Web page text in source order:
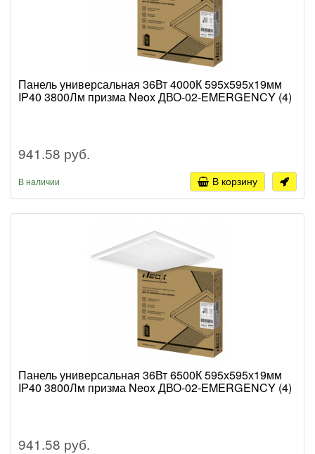
Панель универсальная 36Вт 4000К 595х595х19мм
IP40 3800Лм призма Neox ДВО-02-EMERGENCY (4)
941.58 руб.
В наличии В корзину
Панель универсальная 36Вт 6500К 595х595х19мм
IP40 3800Лм призма Neox ДВО-02-EMERGENCY (4)
941.58 руб.